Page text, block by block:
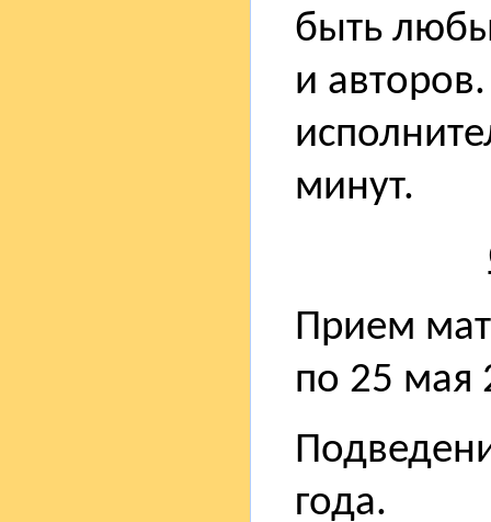
быть
и
минут.
Прием
по 25 мая
года.